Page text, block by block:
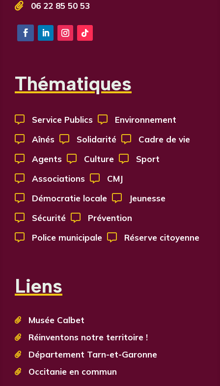

06 22 85 50 53
Thématiques
 Service Publics 
Environnement

Aînés  Solidarité 
Cadre de vie

Agents  Culture 
Sport

Associations 
CMJ

Démocratie locale 
Jeunesse

Sécurité 
Prévention

Police municipale  Réserve citoyenne
Liens
 Musée Calbet
 Réinventons notre territoire !
 Département Tarn-et-Garonne
 Occitanie en commun